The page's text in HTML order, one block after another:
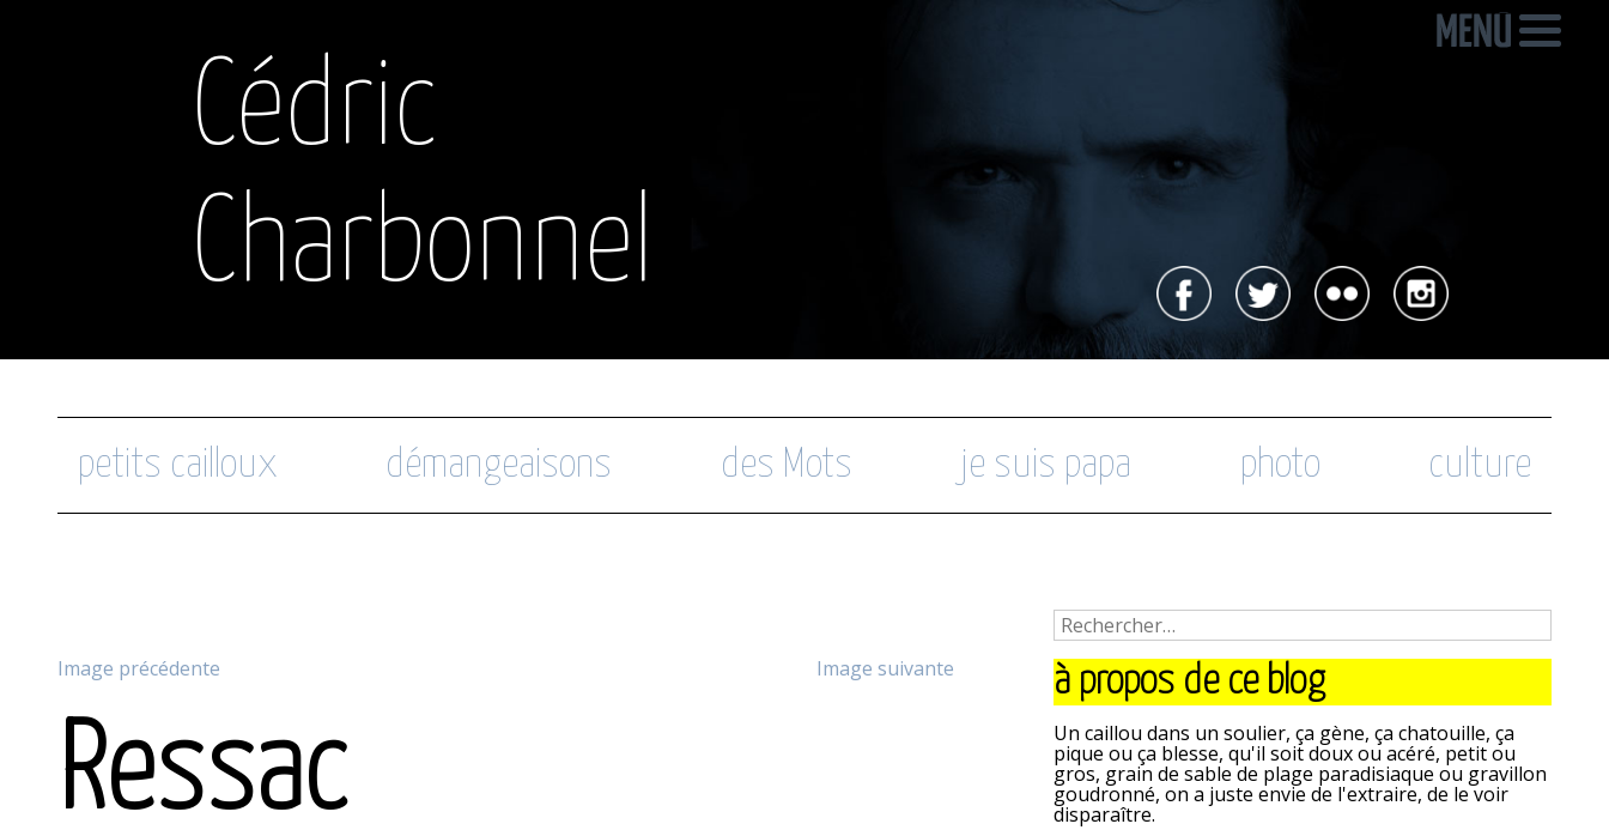
Cédric
Charbonnel
petits cailloux démangeaisons des Mots je suis papa photo culture
Image précédente Image suivante
Ressac
à propos de ce blog
Un caillou dans un soulier, ça gène, ça chatouille, ça
pique ou ça blesse, qu'il soit doux ou acéré, petit ou
gros, grain de sable de plage paradisiaque ou gravillon
goudronné, on a juste envie de l'extraire, de le voir
disparaître.